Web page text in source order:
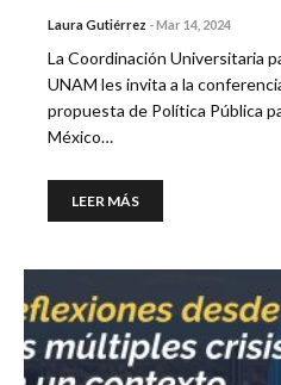
Laura Gutiérrez -Mar 14, 2024
La Coordinación Universitaria
UNAM les invita a la
propuesta de Política Pública
México…
LEER MÁS